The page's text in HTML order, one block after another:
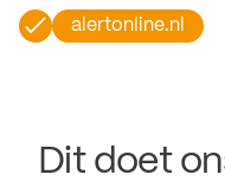
alertonline.nl
Dit doet